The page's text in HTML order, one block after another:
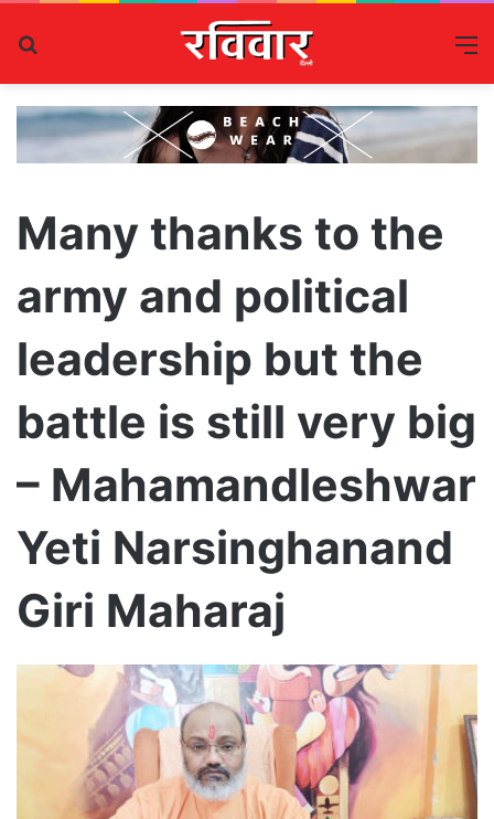
Many thanks to the
army and political
leadership but the
battle is still very big
– Mahamandleshwar
Yeti Narsinghanand
Giri Maharaj